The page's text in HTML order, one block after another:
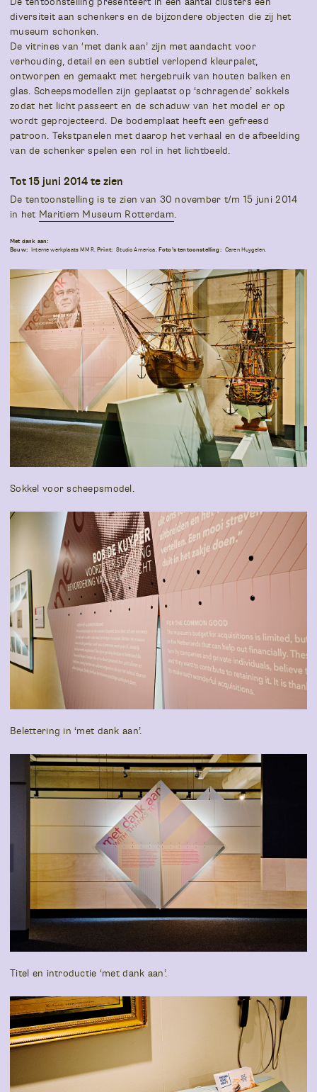
diversiteit aan schenkers en de bijzondere objecten die zij het
museum schonken.
De vitrines van ‘met dank aan’ zijn met aandacht voor
verhouding, detail en een subtiel verlopend kleurpalet,
ontworpen en gemaakt met hergebruik van houten balken en
glas. Scheepsmodellen zijn geplaatst op ‘schragende’ sokkels
zodat het licht passeert en de schaduw van het model er op
wordt geprojecteerd. De bodemplaat heeft een gefreesd
patroon. Tekstpanelen met daarop het verhaal en de afbeelding
van de schenker spelen een rol in het lichtbeeld.
Tot 15 juni 2014 te zien
De tentoonstelling is te zien van 30 november t/m 15 juni 2014
in het Maritiem Museum Rotterdam.
Met dank aan:
Bouw:
Interne werkplaats MMR. Print: Studio America. Foto’s tentoonstelling: Caren Huygelen.
Sokkel voor scheepsmodel.
Belettering in ‘met dank aan’.
Titel en introductie ‘met dank aan’.